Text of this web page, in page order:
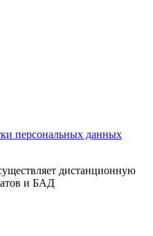
персональных данных
дистанционную
и БАД